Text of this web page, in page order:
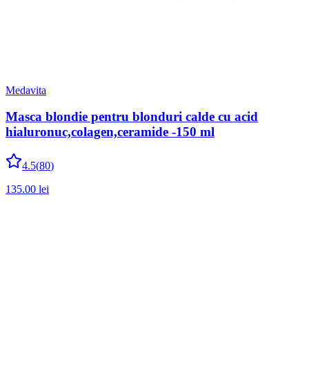
Medavita
Masca blondie pentru blonduri calde cu acid
hialuronuc,colagen,ceramide -150 ml
4.5(80)
135.00 lei